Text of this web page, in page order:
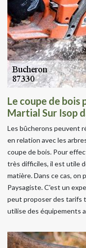
Le coupe de bois
Martial Sur Isop
Les bûcherons peuvent
en relation avec les
coupe de bois. Pour
très difficiles, il est utile
matière. Dans ce cas, on
Paysagiste. C'est un
peut proposer des tarifs
utilise des équipements